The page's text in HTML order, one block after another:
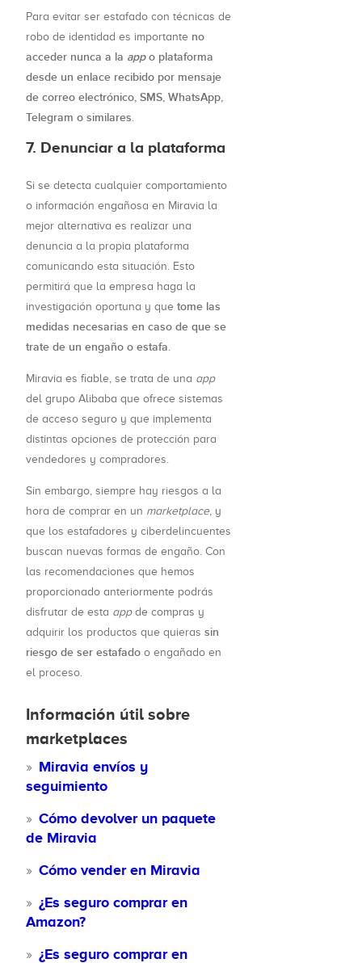
Para evitar ser estafado con técnicas de
robo de identidad es importante no
acceder nunca a la appo plataforma
desde un enlace recibido por mensaje
de correo electrónico, SMS, WhatsApp,
Telegram o similares
7. Denunciar a la plataforma
Si se detecta cualquier comportamiento
o información engañosa en Miravia la
mejor alternativa es realizar una
denuncia a la propia plataforma
comunicando esta situación. Esto
permitirá que la empresa haga la
investigación oportuna y que tome las
medidas necesarias en caso de que se
trate de un engaño o estafa
Miravia es fiable, se trata de una app
del grupo Alibaba que ofrece sistemas
de acceso seguro y que implementa
distintas opciones de protección para
vendedores y compradores.
Sin embargo, siempre hay riesgos a la
hora de comprar en un marketplace, y
que los estafadores y ciberdelincuentes
buscan nuevas formas de engaño. Con
las recomendaciones que hemos
proporcionado anteriormente podrás
disfrutar de esta appde compras y
adquirir los productos que quieras sin
riesgo de ser estafado o engañado en
el proceso.
Información útil sobre
marketplaces
Miravia envíos y
seguimiento
Cómo devolver un paquete
de Miravia
Cómo vender en Miravia
¿Es seguro comprar en
Amazon?
¿Es seguro comprar en